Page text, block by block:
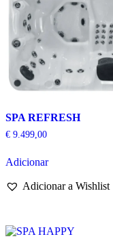
SPA REFRESH
€ 9.499,00
Adicionar
Adicionar a Wishlist